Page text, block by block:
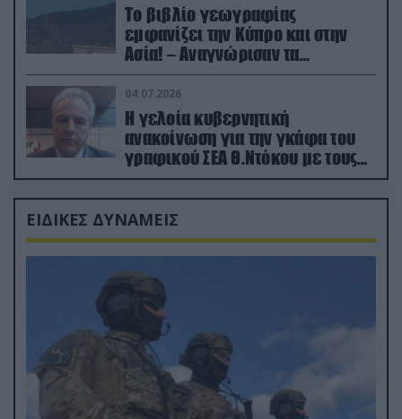
Το βιβλίο γεωγραφίας
εμφανίζει την Κύπρο και στην
Ασία! – Αναγνώρισαν τα
κατεχόμενα; (φωτο)
04.07.2026
Η γελοία κυβερνητική
ανακοίνωση για την γκάφα του
γραφικού ΣΕΑ Θ.Ντόκου με τους
Ρώσους φαρσέρ
ΕΙΔΙΚΕΣ ΔΥΝΑΜΕΙΣ